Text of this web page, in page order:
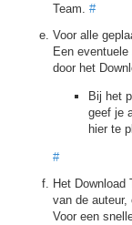
Team. #
Voor alle
Een
door het
Bij het
geef je
hier te
#
Het Download
van de auteur,
Voor een